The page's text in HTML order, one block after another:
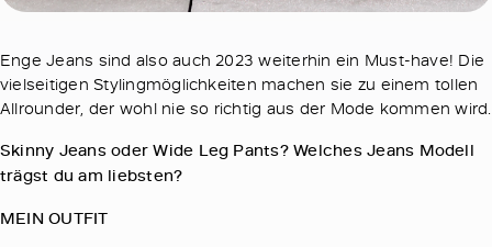
Enge Jeans sind also auch 2023 weiterhin ein Must-have! Die
vielseitigen Stylingmöglichkeiten machen sie zu einem tollen
Allrounder, der wohl nie so richtig aus der Mode kommen wird.
Skinny Jeans oder Wide Leg Pants? Welches Jeans Modell
trägst du am liebsten?
MEIN OUTFIT